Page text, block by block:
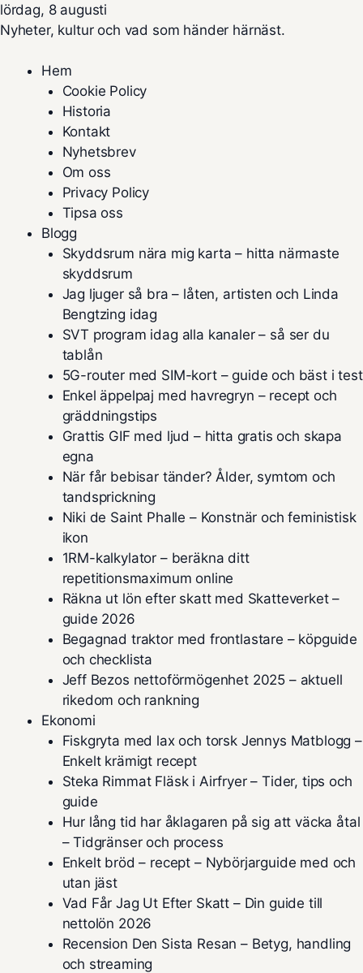
lördag, 8 augusti
Nyheter, kultur och vad som händer härnäst.
Hem
Cookie Policy
Historia
Kontakt
Nyhetsbrev
Om oss
Privacy Policy
Tipsa oss
Blogg
Skyddsrum nära mig karta – hitta närmaste
skyddsrum
Jag ljuger så bra – låten, artisten och Linda
Bengtzing idag
SVT program idag alla kanaler – så ser du
tablån
5G-router med SIM-kort – guide och bäst i test
Enkel äppelpaj med havregryn – recept och
gräddningstips
Grattis GIF med ljud – hitta gratis och skapa
egna
När får bebisar tänder? Ålder, symtom och
tandsprickning
Niki de Saint Phalle – Konstnär och feministisk
ikon
1RM-kalkylator – beräkna ditt
repetitionsmaximum online
Räkna ut lön efter skatt med Skatteverket –
guide 2026
Begagnad traktor med frontlastare – köpguide
och checklista
Jeff Bezos nettoförmögenhet 2025 – aktuell
rikedom och rankning
Ekonomi
Fiskgryta med lax och torsk Jennys Matblogg –
Enkelt krämigt recept
Steka Rimmat Fläsk i Airfryer – Tider, tips och
guide
Hur lång tid har åklagaren på sig att väcka åtal
– Tidgränser och process
Enkelt bröd – recept – Nybörjarguide med och
utan jäst
Vad Får Jag Ut Efter Skatt – Din guide till
nettolön 2026
Recension Den Sista Resan – Betyg, handling
och streaming